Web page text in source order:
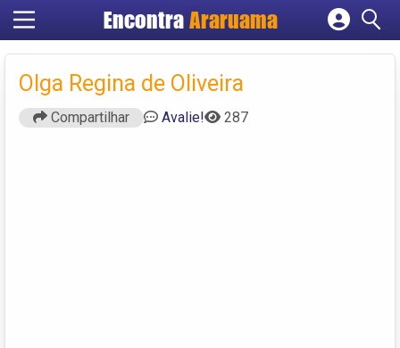
EncontraAraruama
Cadastrar empresa
Criar conta
Olga Regina de Oliveira
Compartilhar Avalie! 287